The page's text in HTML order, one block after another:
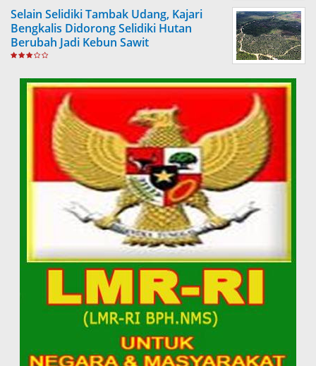
Selain Selidiki Tambak Udang, Kajari
Bengkalis Didorong Selidiki Hutan
Berubah Jadi Kebun Sawit